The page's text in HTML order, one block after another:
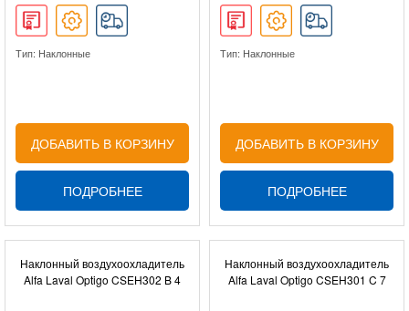
Тип: Наклонные
ДОБАВИТЬ В КОРЗИНУ
ПОДРОБНЕЕ
Тип: Наклонные
ДОБАВИТЬ В КОРЗИНУ
ПОДРОБНЕЕ
Наклонный воздухоохладитель
Alfa Laval Optigo CSEH302 B 4
Наклонный воздухоохладитель
Alfa Laval Optigo CSEH301 C 7